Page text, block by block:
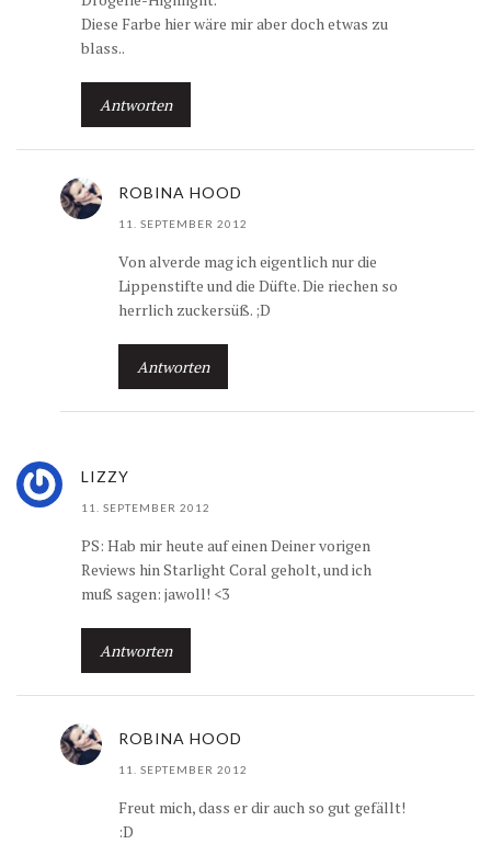
Diese Farbe hier wäre mir aber doch etwas zu
blass..
Antworten
ROBINA HOOD
11. SEPTEMBER 2012
Von alverde mag ich eigentlich nur die
Lippenstifte und die Düfte. Die riechen so
herrlich zuckersüß. ;D
Antworten
LIZZY
11. SEPTEMBER 2012
PS: Hab mir heute auf einen Deiner vorigen
Reviews hin Starlight Coral geholt, und ich
muß sagen: jawoll! <3
Antworten
ROBINA HOOD
11. SEPTEMBER 2012
Freut mich, dass er dir auch so gut gefällt!
:D